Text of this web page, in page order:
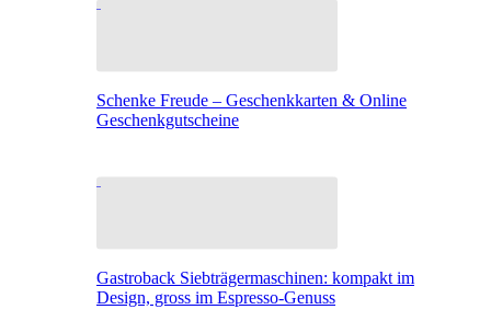
Schenke Freude – Geschenkkarten & Online
Geschenkgutscheine
Gastroback Siebträgermaschinen: kompakt im
Design, gross im Espresso-Genuss